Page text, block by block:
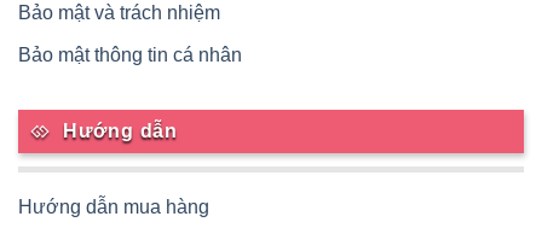
Bảo mật và trách nhiệm
Bảo mật thông tin cá nhân
Hướng dẫn
Hướng dẫn mua hàng